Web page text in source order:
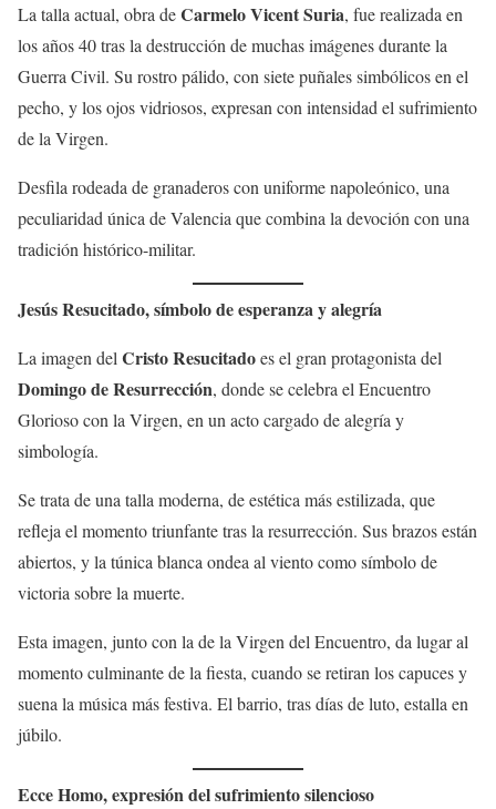
La talla actual, obra deCarmelo Vicent Suria, fue realizada en
los años 40 tras la destrucción de muchas imágenes durante la
Guerra Civil. Su rostro pálido, con siete puñales simbólicos en el
pecho, y los ojos vidriosos, expresan con intensidad el sufrimiento
de la Virgen.
Desfila rodeada de granaderos con uniforme napoleónico, una
peculiaridad única de Valencia que combina la devoción con una
tradición histórico-militar.
Jesús Resucitado, símbolo de esperanza y alegría
La imagen del Cristo Resucitadoes el gran protagonista del
Domingo de Resurrección, donde se celebra el Encuentro
Glorioso con la Virgen, en un acto cargado de alegría y
simbología.
Se trata de una talla moderna, de estética más estilizada, que
refleja el momento triunfante tras la resurrección. Sus brazos están
abiertos, y la túnica blanca ondea al viento como símbolo de
victoria sobre la muerte.
Esta imagen, junto con la de la Virgen del Encuentro, da lugar al
momento culminante de la fiesta, cuando se retiran los capuces y
suena la música más festiva. El barrio, tras días de luto, estalla en
júbilo.
Ecce Homo, expresión del sufrimiento silencioso